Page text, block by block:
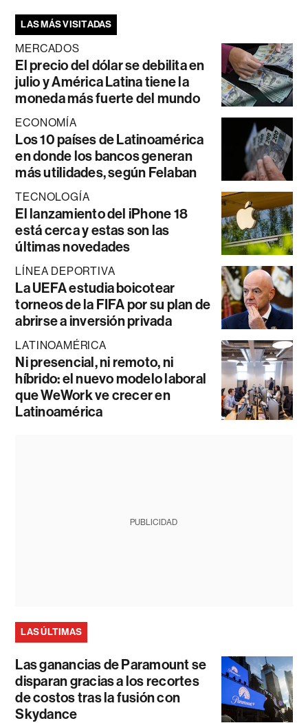
LAS MÁS VISITADAS
MERCADOS
El precio del dólar se debilita en
julio y América Latina tiene la
moneda más fuerte del mundo
ECONOMÍA
Los 10 países de Latinoamérica
en donde los bancos generan
más utilidades, según Felaban
TECNOLOGÍA
El lanzamiento del iPhone 18
está cerca y estas son las
últimas novedades
LÍNEA DEPORTIVA
La UEFA estudia boicotear
torneos de la FIFA por su plan de
abrirse a inversión privada
LATINOAMÉRICA
Ni presencial, ni remoto, ni
híbrido: el nuevo modelo laboral
que WeWork ve crecer en
Latinoamérica
PUBLICIDAD
LAS ÚLTIMAS
Las ganancias de Paramount se
disparan gracias a los recortes
de costos tras la fusión con
Skydance